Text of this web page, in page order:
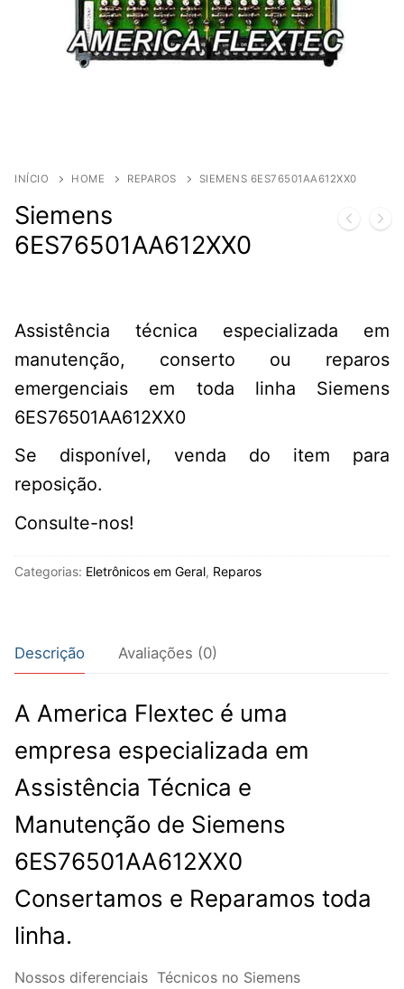
INÍCIO HOME REPAROS SIEMENS 6ES76501AA612XX0
Siemens
6ES76501AA612XX0
Assistência técnica especializada em
manutenção, conserto ou reparos
emergenciais em toda linha Siemens
6ES76501AA612XX0
Se disponível, venda do item para
reposição.
Consulte-nos!
Categorias: Eletrônicos em Geral, Reparos
Descrição Avaliações (0)
A America Flextec é uma
empresa especializada em
Assistência Técnica e
Manutenção de Siemens
6ES76501AA612XX0
Consertamos e Reparamos toda
linha.
Nossos diferenciais Técnicos no Siemens